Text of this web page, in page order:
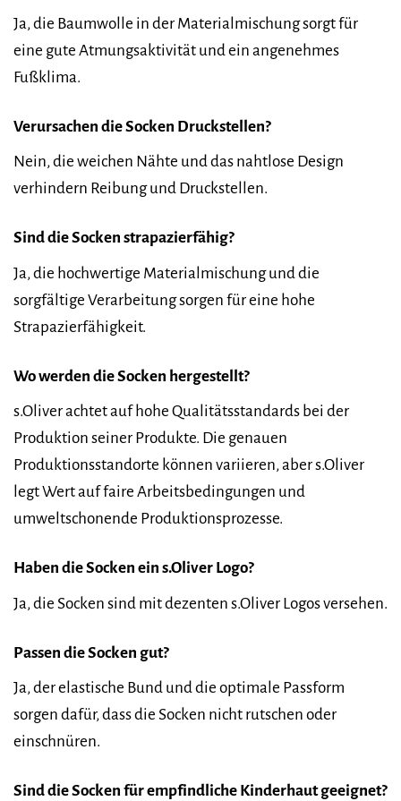
Ja, die Baumwolle in der Materialmischung sorgt für
eine gute Atmungsaktivität und ein angenehmes
Fußklima.
Verursachen die Socken Druckstellen?
Nein, die weichen Nähte und das nahtlose Design
verhindern Reibung und Druckstellen.
Sind die Socken strapazierfähig?
Ja, die hochwertige Materialmischung und die
sorgfältige Verarbeitung sorgen für eine hohe
Strapazierfähigkeit.
Wo werden die Socken hergestellt?
s.Oliver achtet auf hohe Qualitätsstandards bei der
Produktion seiner Produkte. Die genauen
Produktionsstandorte können variieren, aber s.Oliver
legt Wert auf faire Arbeitsbedingungen und
umweltschonende Produktionsprozesse.
Haben die Socken ein s.Oliver Logo?
Ja, die Socken sind mit dezenten s.Oliver Logos versehen.
Passen die Socken gut?
Ja, der elastische Bund und die optimale Passform
sorgen dafür, dass die Socken nicht rutschen oder
einschnüren.
Sind die Socken für empfindliche Kinderhaut geeignet?